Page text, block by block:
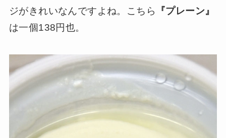
ジがきれいなんですよね。こちら
『プレーン』
は一個138円也。